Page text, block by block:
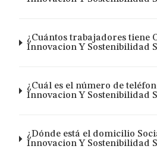
¿Cuántos trabajadores tiene
Innovacion Y Sostenibilidad
¿Cuál es el número de
Innovacion Y Sostenibilidad
¿Dónde está el domicilio
Innovacion Y Sostenibilidad